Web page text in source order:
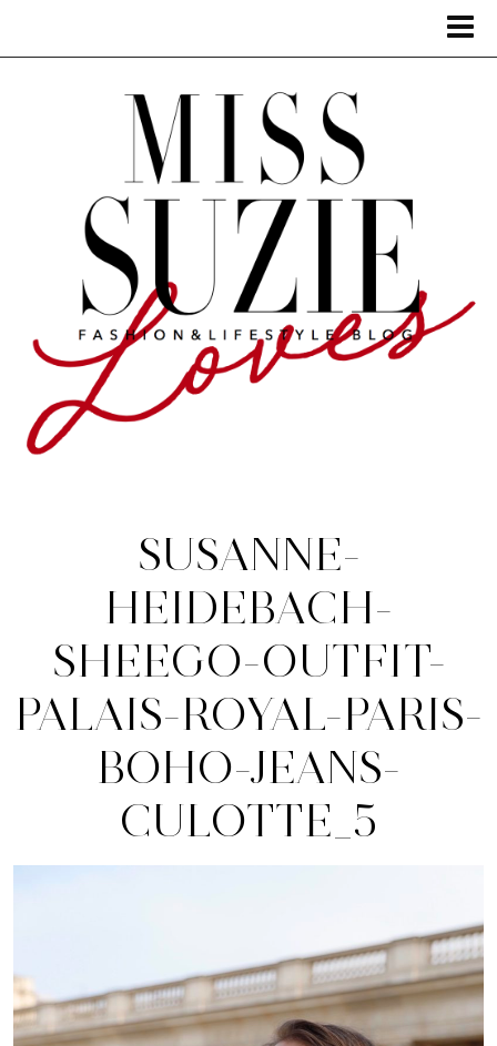
SUSANNE-
HEIDEBACH-
SHEEGO-OUTFIT-
PALAIS-ROYAL-PARIS-
BOHO-JEANS-
CULOTTE_5